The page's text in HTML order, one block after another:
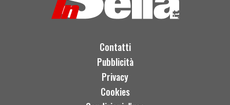
Contatti
Pubblicità
Privacy
Cookies